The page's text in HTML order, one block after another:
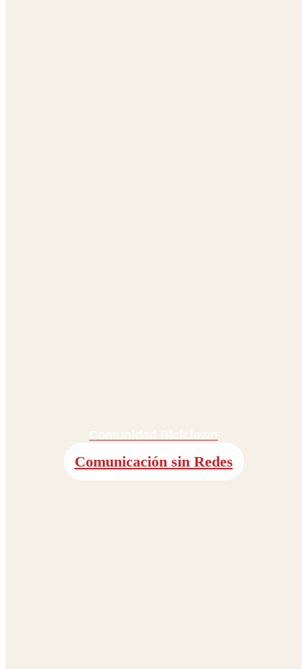
Comunicación sin Redes